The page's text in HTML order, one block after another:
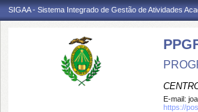
SIGAA - Sistema Integrado de Gestão de Atividades
E-mail:
https://